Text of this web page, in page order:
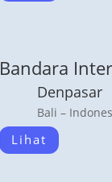
Bandara
Denpasar
Bali –
Lihat